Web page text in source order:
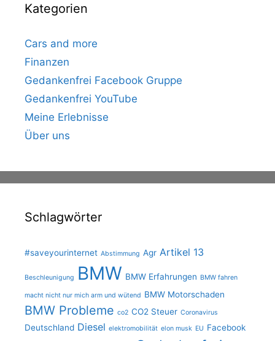
Kategorien
Cars and more
Finanzen
Gedankenfrei Facebook Gruppe
Gedankenfrei YouTube
Meine Erlebnisse
Über uns
Schlagwörter
#saveyourinternet Abstimmung Agr Artikel 13
Beschleunigung BMW BMW Erfahrungen BMW fahren
macht nicht nur mich arm und wütend BMW Motorschaden
BMW Probleme co2 CO2 Steuer Coronavirus
Deutschland Diesel elektromobilität elon musk EU Facebook